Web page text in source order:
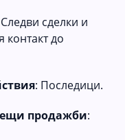
сделки и
до
: Последици.
продажби: